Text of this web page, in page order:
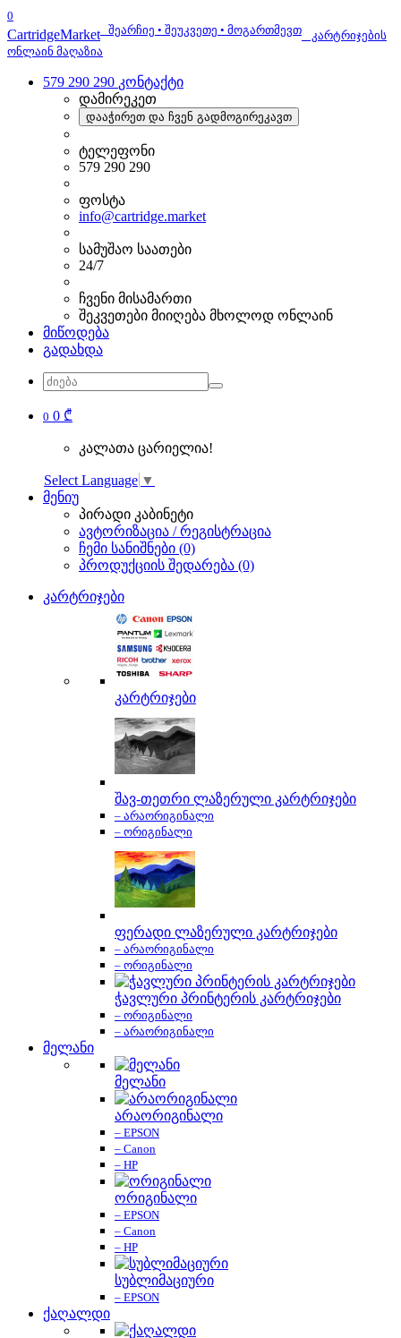
0
CartridgeMarket შეარჩიე • შეუკვეთე • მოგართმევთ
კარტრიჯების
ონლაინ მაღაზია
579 290 290 კონტაქტი
დამირეკეთ
დააჭირეთ და ჩვენ გადმოგირეკავთ
ტელეფონი
579 290 290
ფოსტა
info@cartridge.market
სამუშაო საათები
24/7
ჩვენი მისამართი
შეკვეთები მიიღება მხოლოდ ონლაინ
მიწოდება
გადახდა
0 0 ₾
კალათა ცარიელია!
Select Language ▼
მენიუ
პირადი კაბინეტი
ავტორიზაცია / რეგისტრაცია
ჩემი სანიშნები (0)
პროდუქციის შედარება (0)
კარტრიჯები
კარტრიჯები
შავ-თეთრი ლაზერული კარტრიჯები
– არაორიგინალი
– ორიგინალი
ფერადი ლაზერული კარტრიჯები
– არაორიგინალი
– ორიგინალი
ჭავლური პრინტერის კარტრიჯები
– ორიგინალი
– არაორიგინალი
მელანი
მელანი
არაორიგინალი
– EPSON
– Canon
– HP
ორიგინალი
– EPSON
– Canon
– HP
სუბლიმაციური
– EPSON
ქაღალდი